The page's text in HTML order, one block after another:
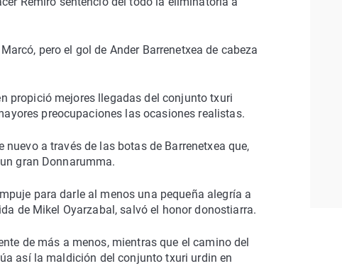
pero el gol de Ander Barrenetxea de cabeza
propició mejores llegadas del conjunto txuri
preocupaciones las ocasiones realistas.
a través de las botas de Barrenetxea que,
gran Donnarumma.
para darle al menos una pequeña alegría a
de Mikel Oyarzabal, salvó el honor donostiarra.
de más a menos, mientras que el camino del
así la maldición del conjunto txuri urdin en